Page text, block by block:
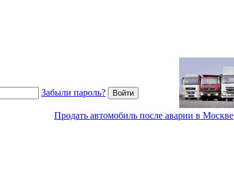
Забыли пароль?
Продать автомобиль после аварии в Москве